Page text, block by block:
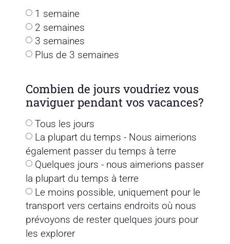
1 semaine
2 semaines
3 semaines
Plus de 3 semaines
Combien de jours voudriez vous
naviguer pendant vos vacances?
Tous les jours
La plupart du temps - Nous aimerions
également passer du temps à terre
Quelques jours - nous aimerions passer
la plupart du temps à terre
Le moins possible, uniquement pour le
transport vers certains endroits où nous
prévoyons de rester quelques jours pour
les explorer